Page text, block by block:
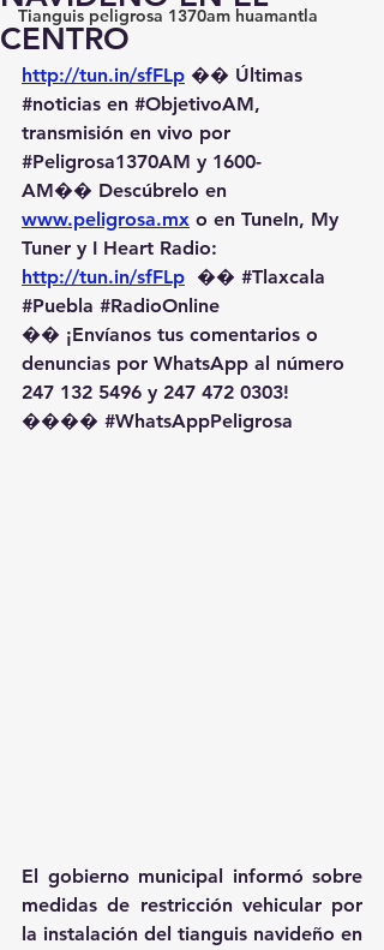
Tianguis peligrosa 1370am huamantla
CENTRO
http://tun.in/sfFLp �� Últimas
#noticias en #ObjetivoAM,
transmisión en vivo por
#Peligrosa1370AM y 1600-
AM��️ Descúbrelo en
www.peligrosa.mx o en TuneIn, My
Tuner y I Heart Radio:
http://tun.in/sfFLp �� #Tlaxcala
#Puebla #RadioOnline
�� ¡Envíanos tus comentarios o
denuncias por WhatsApp al número
247 132 5496 y 247 472 0303!
��️�� #WhatsAppPeligrosa
El gobierno municipal informó sobre
medidas de restricción vehicular por
la instalación del tianguis navideño en